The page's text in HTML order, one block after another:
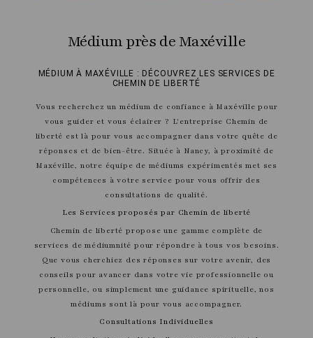
Médium près de Maxéville
MÉDIUM À MAXÉVILLE : DÉCOUVREZ LES SERVICES DE
CHEMIN DE LIBERTÉ
Vous recherchez un médium de confiance à Maxéville pour
vous guider et vous éclairer ? L'entreprise Chemin de
liberté est là pour vous accompagner dans votre quête de
réponses et de bien-être. Située à Nancy, à proximité de
Maxéville, notre équipe de médiums expérimentés met ses
compétences à votre service pour vous offrir des
consultations de qualité.
Les Services proposés par Chemin de liberté
Chemin de liberté propose une gamme complète de
services de médiumnité pour répondre à tous vos besoins.
Que vous cherchiez des réponses sur votre avenir, des
conseils pour avancer dans votre vie professionnelle ou
personnelle, ou simplement une guidance spirituelle, nos
médiums sont là pour vous accompagner.
Consultations Individuelles